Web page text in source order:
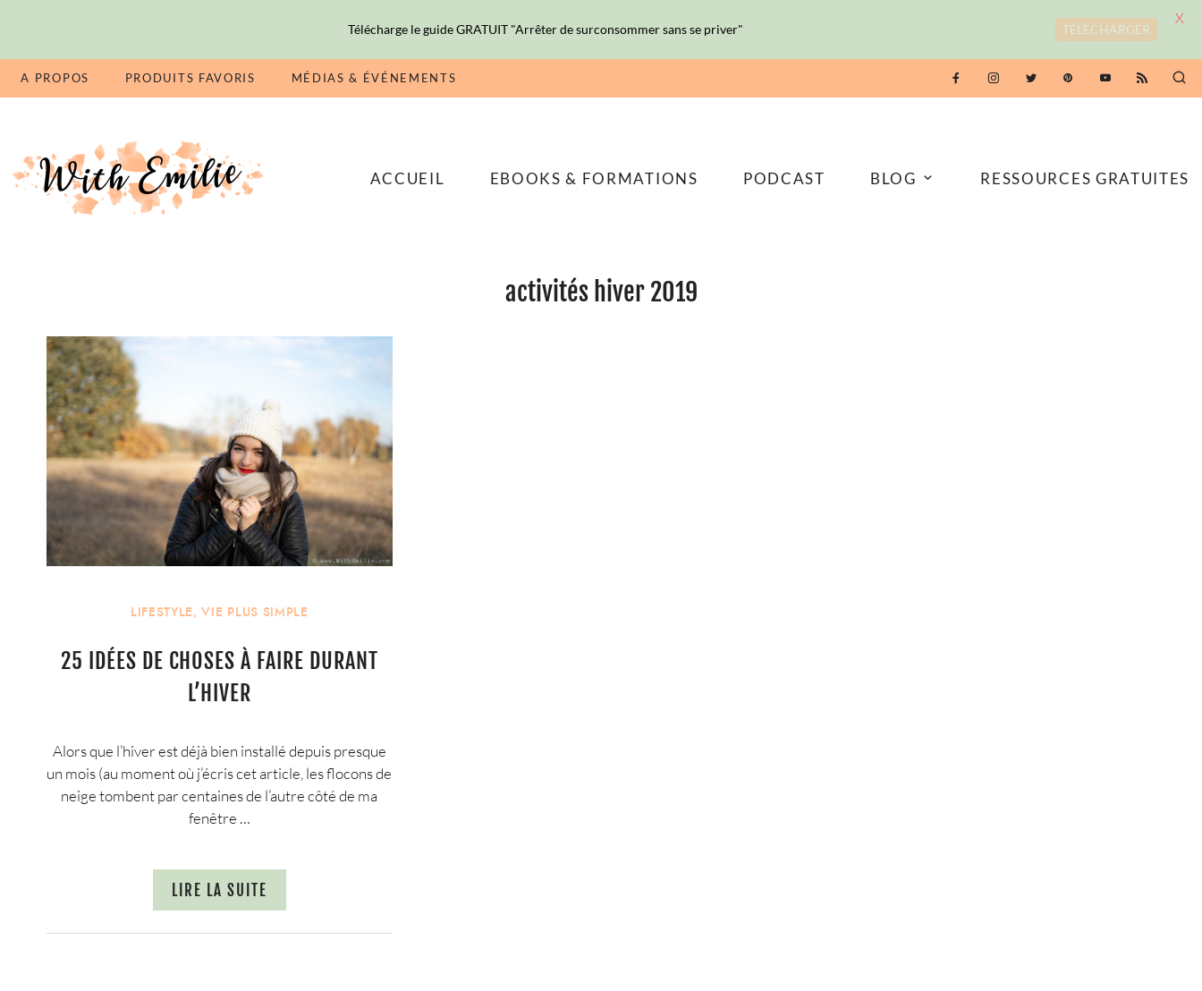
A PROPOS PRODUITS FAVORIS MÉDIAS & ÉVÉNEMENTS
ACCUEIL EBOOKS & FORMATIONS PODCAST BLOG RESSOURCES GRATUITES
activités hiver 2019
LIFESTYLE,VIE PLUS SIMPLE
25 IDÉES DE CHOSES À FAIRE DURANT
L’HIVER
Alors que l’hiver est déjà bien installé depuis presque
un mois (au moment où j’écris cet article, les flocons de
neige tombent par centaines de l’autre côté de ma
fenêtre …
LIRE LA SUITE
Télécharge le guide GRATUIT "Arrêter de surconsommer sans se priver" TÉLÉCHARGER
X